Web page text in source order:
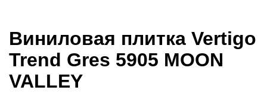
Виниловая плитка Vertigo
Trend Gres 5905 MOON
VALLEY